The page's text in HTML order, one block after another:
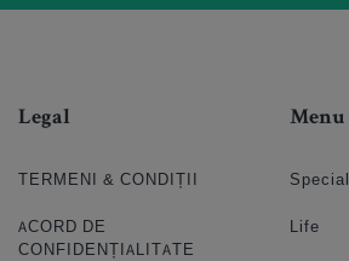
Legal
TERMENI & CONDIȚII
ACORD DE
CONFIDENȚIALITATE
Menu
Special
Life